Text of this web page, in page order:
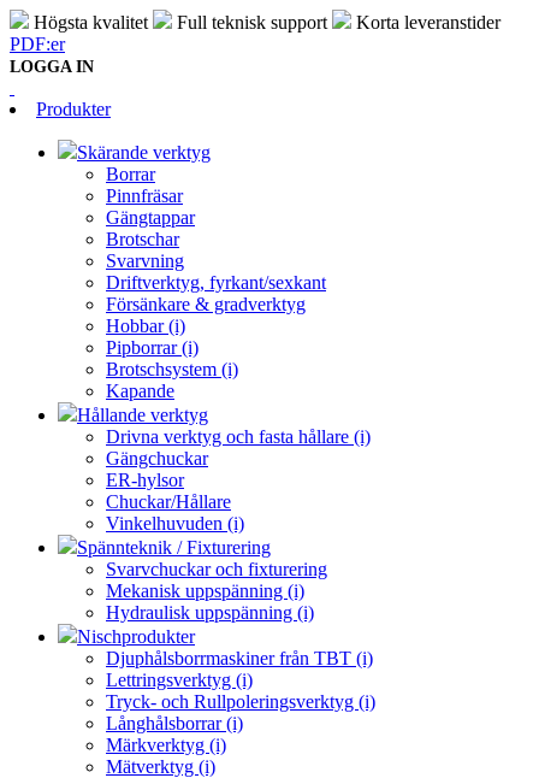
Högsta kvalitet Full teknisk support
Korta leveranstider
PDF:er
LOGGA IN
Produkter
Skärande verktyg
Borrar
Pinnfräsar
Gängtappar
Brotschar
Svarvning
Driftverktyg, fyrkant/sexkant
Försänkare & gradverktyg
Hobbar (i)
Pipborrar (i)
Brotschsystem (i)
Kapande
Hållande verktyg
Drivna verktyg och fasta hållare (i)
Gängchuckar
ER-hylsor
Chuckar/Hållare
Vinkelhuvuden (i)
Spännteknik / Fixturering
Svarvchuckar och fixturering
Mekanisk uppspänning (i)
Hydraulisk uppspänning (i)
Nischprodukter
Djuphålsborrmaskiner från TBT (i)
Lettringsverktyg (i)
Tryck- och Rullpoleringsverktyg (i)
Långhålsborrar (i)
Märkverktyg (i)
Mätverktyg (i)